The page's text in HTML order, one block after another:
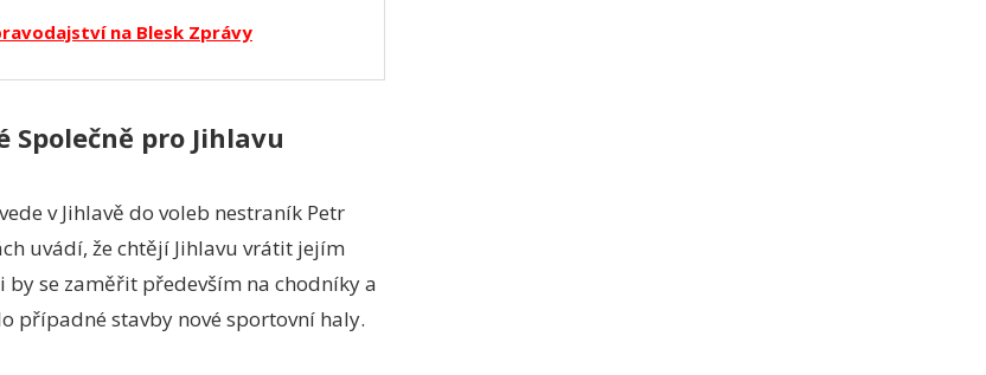
na Blesk Zprávy
Společně pro Jihlavu
v Jihlavě do voleb nestraník Petr
uvádí, že chtějí Jihlavu vrátit jejím
se zaměřit především na chodníky a
případné stavby nové sportovní haly.